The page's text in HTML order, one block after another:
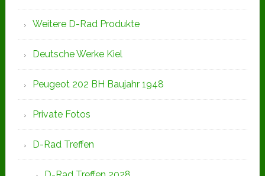
Weitere D-Rad Produkte
Deutsche Werke Kiel
Peugeot 202 BH Baujahr 1948
Private Fotos
D-Rad Treffen